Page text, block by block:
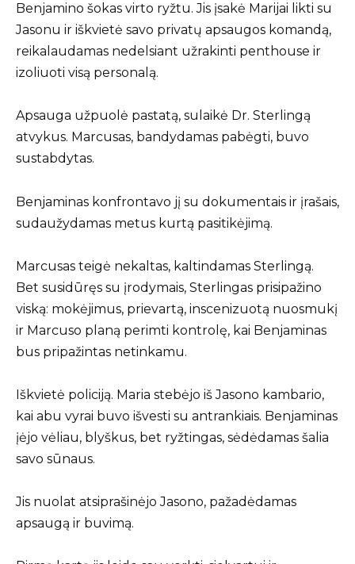
Benjamino šokas virto ryžtu. Jis įsakė Marijai likti su
Jasonu ir iškvietė savo privatų apsaugos komandą,
reikalaudamas nedelsiant užrakinti penthouse ir
izoliuoti visą personalą.
Apsauga užpuolė pastatą, sulaikė Dr. Sterlingą
atvykus. Marcusas, bandydamas pabėgti, buvo
sustabdytas.
Benjaminas konfrontavo jį su dokumentais ir įrašais,
sudaužydamas metus kurtą pasitikėjimą.
Marcusas teigė nekaltas, kaltindamas Sterlingą.
Bet susidūręs su įrodymais, Sterlingas prisipažino
viską: mokėjimus, prievartą, inscenizuotą nuosmukį
ir Marcuso planą perimti kontrolę, kai Benjaminas
bus pripažintas netinkamu.
Iškvietė policiją. Maria stebėjo iš Jasono kambario,
kai abu vyrai buvo išvesti su antrankiais. Benjaminas
įėjo vėliau, blyškus, bet ryžtingas, sėdėdamas šalia
savo sūnaus.
Jis nuolat atsiprašinėjo Jasono, pažadėdamas
apsaugą ir buvimą.